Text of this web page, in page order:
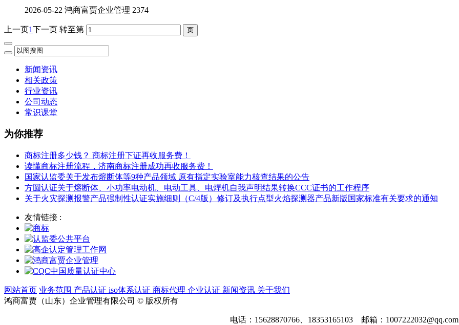
2026-05-22 鸿商富贾企业管理 2374
上一页1下一页 转至第
新闻资讯
相关政策
行业资讯
公司动态
常识课堂
为你推荐
商标注册多少钱？ 商标注册下证再收服务费！
读懂商标注册流程，济南商标注册成功再收服务费！
国家认监委关于发布熔断体等9种产品领域 原有指定实验室能力核查结果的公告
方圆认证关于熔断体、小功率电动机、电动工具、电焊机自我声明结果转换CCC证书的工作程序
关于火灾探测报警产品强制性认证实施细则（C/4版）修订及执行点型火焰探测器产品新版国家标准有关要求的通知
友情链接 :
网站首页 业务范围 产品认证 iso体系认证 商标代理 企业认证 新闻资讯 关于我们
鸿商富贾（山东）企业管理有限公司 © 版权所有
电话：15628870766、18353165103 邮箱：1007222032@qq.com